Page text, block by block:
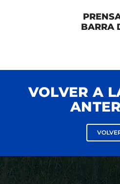
BARRA
VOLVER A